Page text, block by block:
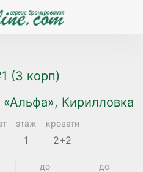
(3 корп)
«Альфа», Кирилловка
этаж
1
кровати
2+2
до
до